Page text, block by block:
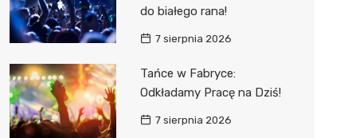
do białego rana!
7 sierpnia 2026
Tańce w Fabryce:
Odkładamy Pracę na Dziś!
7 sierpnia 2026